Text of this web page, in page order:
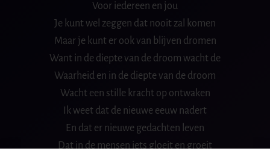
Voor iedereen en jou
Je kunt wel zeggen dat nooit zal komen
Maar je kunt er ook van blijven dromen
Want in de diepte van de droom wacht de
Waarheid en in de diepte van de droom
Wacht een stille kracht op ontwaken
Ik weet dat de nieuwe eeuw nadert
En dat er nieuwe gedachten leven
Dat in de mensen iets gloeit en groeit